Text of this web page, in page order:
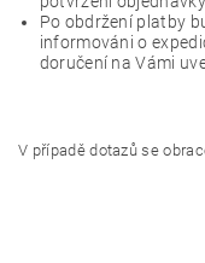
Po obdržení platby
informováni o
doručení na Vámi
V případě dotazů se